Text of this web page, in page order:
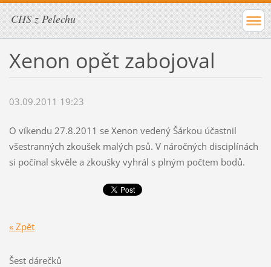
CHS z Pelechu
Xenon opět zabojoval
03.09.2011 19:23
O víkendu 27.8.2011 se Xenon vedený Šárkou účastnil
všestranných zkoušek malých psů. V náročných disciplínách
si počínal skvěle a zkoušky vyhrál s plným počtem bodů.
« Zpět
Šest dárečků